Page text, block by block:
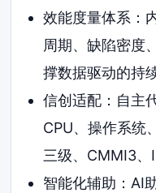
效能度量体系：
周期、缺陷密度
撑数据驱动的持
信创适配：自主
CPU、操作系统
三级、CMMI3、
智能化辅助：AI